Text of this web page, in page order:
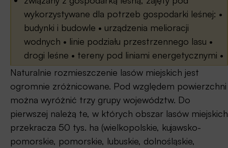
wykorzystywane dla potrzeb gospodarki leśnej: •
budynki i budowle • urządzenia melioracji
wodnych • linie podziału przestrzennego lasu •
drogi leśne • tereny pod liniami energetycznymi •
szkółki leśne • miejsca składowania drewna, a
także wykorzystywany na parkingi leśne i
urządzenia turystyczne i rekreacyjne.
Propozycja zmiany. Art. 3. otrzymuje brzmienie:
Art. 3. Lasem w rozumieniu ustawy jest grunt:
Naturalnie rozmieszczenie lasów miejskich jest
ogromnie zróżnicowane. Pod względem powierzchni
można wyróżnić trzy grupy województw. Do
pierwszej należą te, w których obszar lasów miejskich
przekracza 50 tys. ha (wielkopolskie, kujawsko-
pomorskie, pomorskie, lubuskie, dolnośląskie,